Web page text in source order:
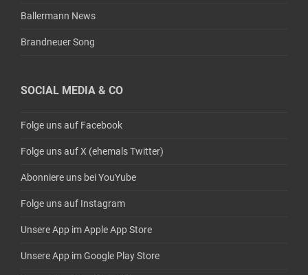
Ballermann News
Brandneuer Song
SOCIAL MEDIA & CO
Folge uns auf Facebook
Folge uns auf X (ehemals Twitter)
Abonniere uns bei YouYube
Folge uns auf Instagram
Unsere App im Apple App Store
Unsere App im Google Play Store